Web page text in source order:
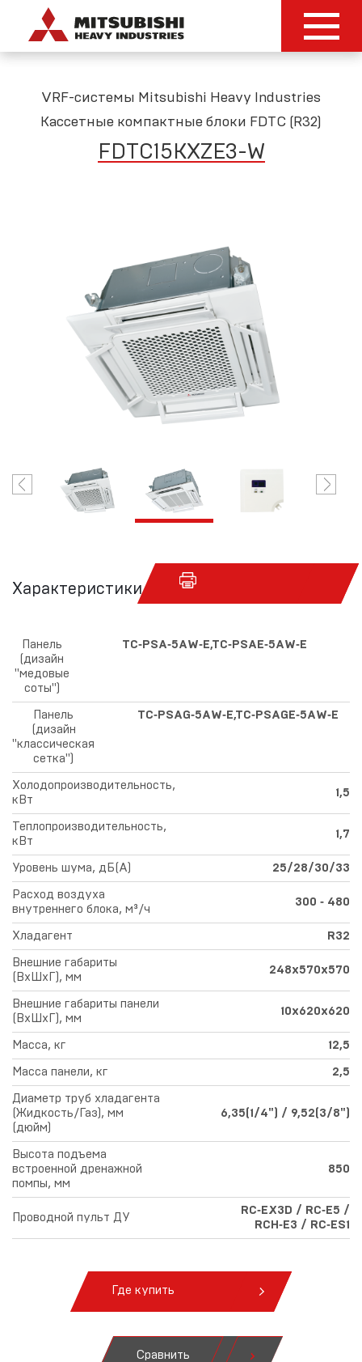
VRF-системы Mitsubishi Heavy Industries
Кассетные компактные блоки FDTC (R32)
FDTC15KXZE3-W
Характеристики
Панель
(дизайн
"медовые
соты")
TC‑PSA‑5AW‑E,TC‑PSAE‑5AW‑E
Панель
(дизайн
"классическая
сетка")
TC‑PSAG‑5AW‑E,TC‑PSAGE‑5AW‑E
Холодопроизводительность,
кВт
1,5
Теплопроизводительность,
кВт
1,7
Уровень шума, дБ(А) 25/28/30/33
Расход воздуха
внутреннего блока, м³/ч
300 ‑ 480
Хладагент R32
Внешние габариты
(ВхШхГ), мм
248х570х570
Внешние габариты панели
(ВхШхГ), мм
10х620х620
Масса, кг 12,5
Масса панели, кг 2,5
Диаметр труб хладагента
(Жидкость/Газ), мм
(дюйм)
6,35(1/4") / 9,52(3/8")
Высота подъема
встроенной дренажной
помпы, мм
850
Проводной пульт ДУ
RC‑EX3D / RC‑E5 /
RCH‑E3 / RC‑ES1
Где купить
Сравнить